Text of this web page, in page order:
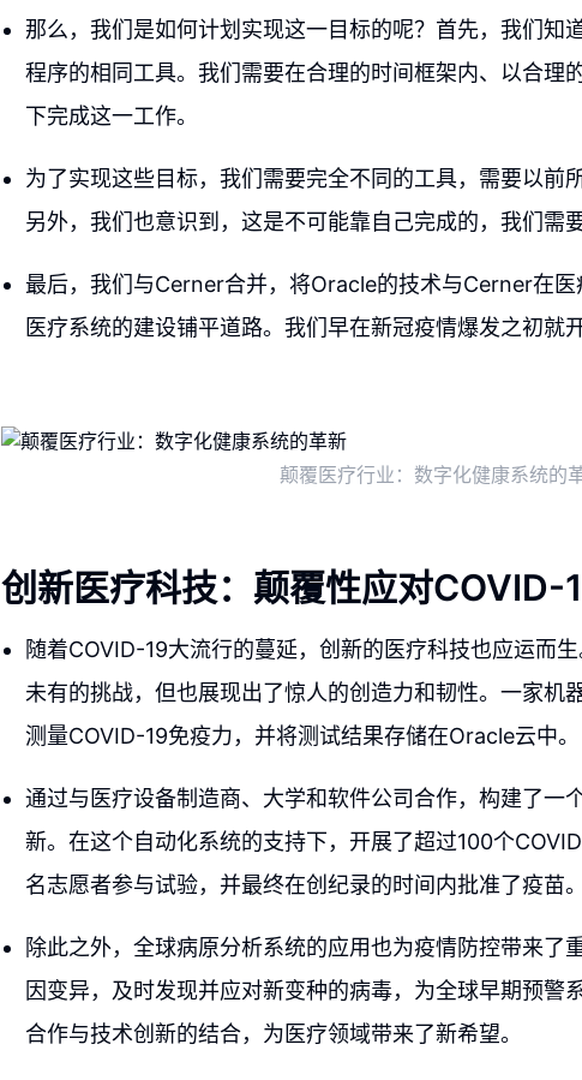
那么，我们是如何计划实现这一目标的呢？首先，我们知
程序的相同工具。我们需要在合理的时间框架内、以合理
下完成这一工作。
为了实现这些目标，我们需要完全不同的工具，需要以前
另外，我们也意识到，这是不可能靠自己完成的，我们需
最后，我们与Cerner合并，将Oracle的技术与Cerner在
医疗系统的建设铺平道路。我们早在新冠疫情爆发之初就
颠覆医疗行业：数字化健康系统的
创新医疗科技：颠覆性应对COVID-
随着COVID-19大流行的蔓延，创新的医疗科技也应运而
未有的挑战，但也展现出了惊人的创造力和韧性。一家机
测量COVID-19免疫力，并将测试结果存储在Oracle云中。
通过与医疗设备制造商、大学和软件公司合作，构建了一
新。在这个自动化系统的支持下，开展了超过100个
名志愿者参与试验，并最终在创纪录的时间内批准了疫苗。
除此之外，全球病原分析系统的应用也为疫情防控带来了
因变异，及时发现并应对新变种的病毒，为全球早期预警
合作与技术创新的结合，为医疗领域带来了新希望。